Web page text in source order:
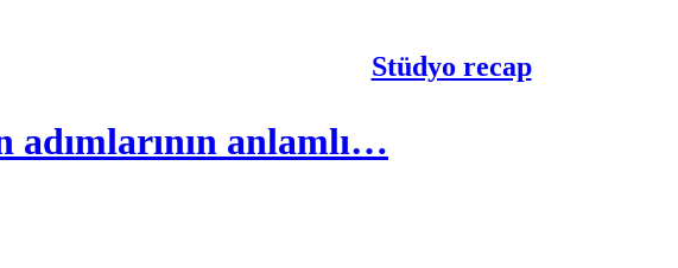
Stüdyo recap
adımlarının anlamlı…